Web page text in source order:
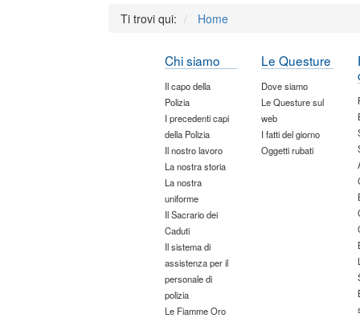
Ti trovi qui: Home
Chi siamo
Il capo della
Polizia
I precedenti capi
della Polizia
Il nostro lavoro
La nostra storia
La nostra
uniforme
Il Sacrario dei
Caduti
Il sistema di
assistenza per il
personale di
polizia
Le Fiamme Oro
Le Questure
Dove siamo
Le Questure sul
web
I fatti del giorno
Oggetti rubati